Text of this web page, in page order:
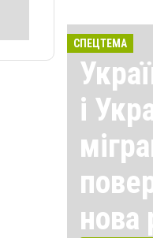
СПЕЦТЕМА
і
нова